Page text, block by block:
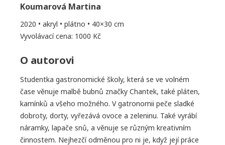
Koumarová Martina
2020 • akryl • plátno • 40×30 cm
Vyvolávací cena: 1000 Kč
O autorovi
Studentka gastronomické školy, která se ve volném
čase věnuje malbě bubnů značky Chantek, také pláten,
kamínků a všeho možného. V gatronomii peče sladké
dobroty, dorty, vyřezává ovoce a zeleninu. Také vyrábí
náramky, lapače snů, a věnuje se různým kreativním
činnostem. Nejhezčí odměnou pro ni je, když její práce